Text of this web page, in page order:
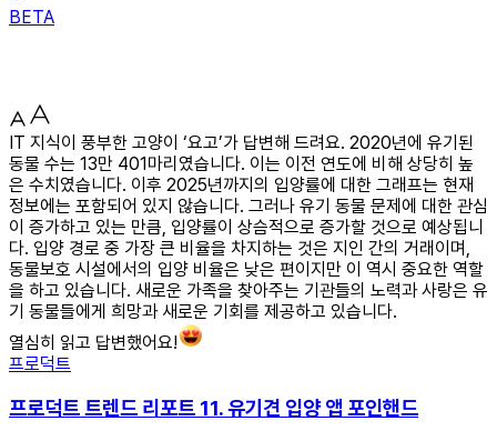
BETA
IT 지식이 풍부한 고양이 ‘요고’가 답변해 드려요. 2020년에 유기된
동물 수는 13만 401마리였습니다. 이는 이전 연도에 비해 상당히 높
은 수치였습니다. 이후 2025년까지의 입양률에 대한 그래프는 현재
정보에는 포함되어 있지 않습니다. 그러나 유기 동물 문제에 대한 관심
이 증가하고 있는 만큼, 입양률이 상슴적으로 증가할 것으로 예상됩니
다. 입양 경로 중 가장 큰 비율을 차지하는 것은 지인 간의 거래이며,
동물보호 시설에서의 입양 비율은 낮은 편이지만 이 역시 중요한 역할
을 하고 있습니다. 새로운 가족을 찾아주는 기관들의 노력과 사랑은 유
기 동물들에게 희망과 새로운 기회를 제공하고 있습니다.
열심히 읽고 답변했어요!
프로덕트
프로덕트 트렌드 리포트 11. 유기견 입양 앱 포인핸드